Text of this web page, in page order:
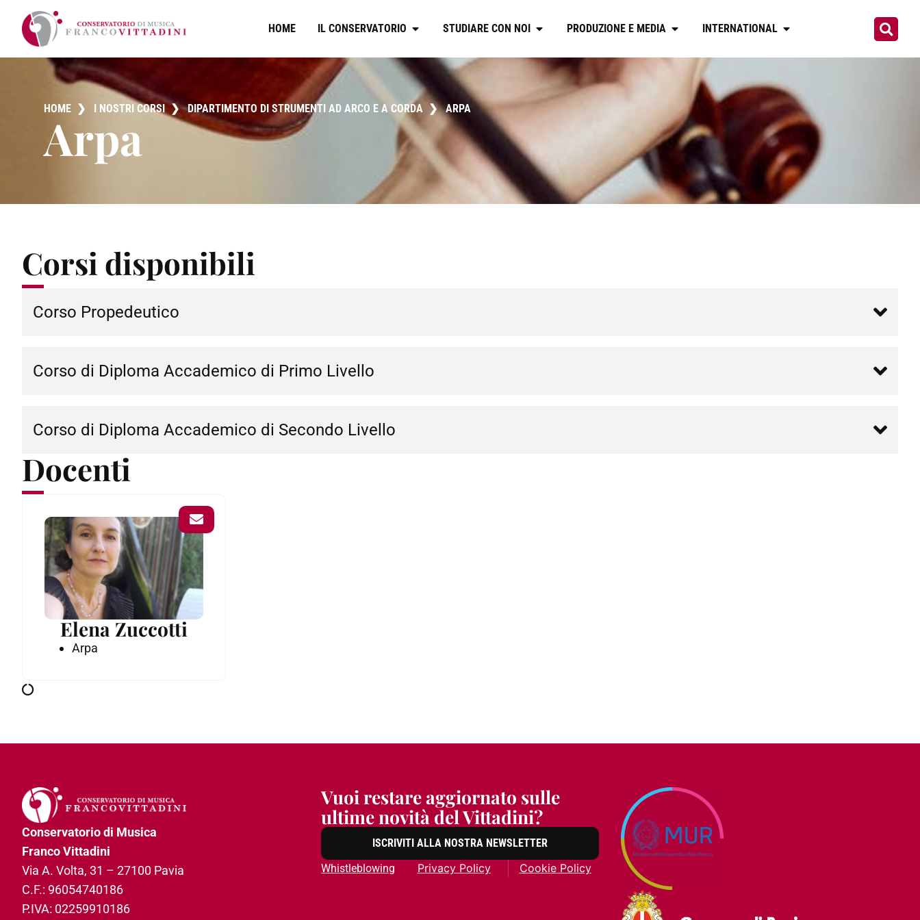
HOME IL CONSERVATORIO STUDIARE CON NOI PRODUZIONE E MEDIA INTERNATIONAL
HOME ❯ I NOSTRI CORSI❯DIPARTIMENTO DI STRUMENTI AD ARCO E A CORDA ❯ARPA
Arpa
Corsi disponibili
Corso Propedeutico
Corso di Diploma Accademico di Primo Livello
Corso di Diploma Accademico di Secondo Livello
Docenti
Elena Zuccotti
Arpa
Conservatorio di Musica
Franco Vittadini
Via A. Volta, 31­ – 27100 Pavia
C.F.: 96054740186­
P.IVA: 02259910186­
Vuoi restare aggiornato sulle
ultime novità del Vittadini?
ISCRIVITI ALLA NOSTRA NEWSLETTER
Whistleblowing
Privacy Policy Cookie Policy